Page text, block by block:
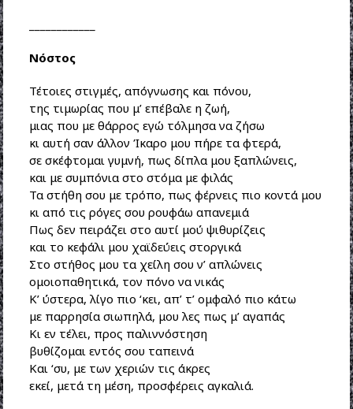
Νόστος
Τέτοιες στιγμές, απόγνωσης και πόνου,
της τιμωρίας που μ’ επέβαλε η ζωή,
μιας που με θάρρος εγώ τόλμησα να ζήσω
κι αυτή σαν άλλον Ίκαρο μου πήρε τα φτερά,
σε σκέφτομαι γυμνή, πως δίπλα μου ξαπλώνεις,
και με συμπόνια στο στόμα με φιλάς
Τα στήθη σου με τρόπο, πως φέρνεις πιο κοντά μου
κι από τις ρόγες σου ρουφάω απανεμιά
Πως δεν πειράζει στο αυτί μού ψιθυρίζεις
και το κεφάλι μου χαϊδεύεις στοργικά
Στο στήθος μου τα χείλη σου ν’ απλώνεις
ομοιοπαθητικά, τον πόνο να νικάς
Κ’ ύστερα, λίγο πιο ‘κει, απ’ τ’ ομφαλό πιο κάτω
με παρρησία σιωπηλά, μου λες πως μ’ αγαπάς
Κι εν τέλει, προς παλιννόστηση
βυθίζομαι εντός σου ταπεινά
Και ‘συ, με των χεριών τις άκρες
εκεί, μετά τη μέση, προσφέρεις αγκαλιά.